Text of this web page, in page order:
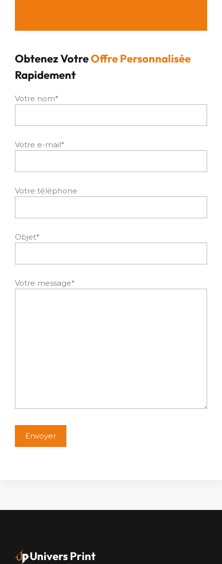
Obtenez VotreOffre Personnalisée
Rapidement
Votre nom*
Votre e-mail*
Votre téléphone
Objet*
Votre message*
Univers Print